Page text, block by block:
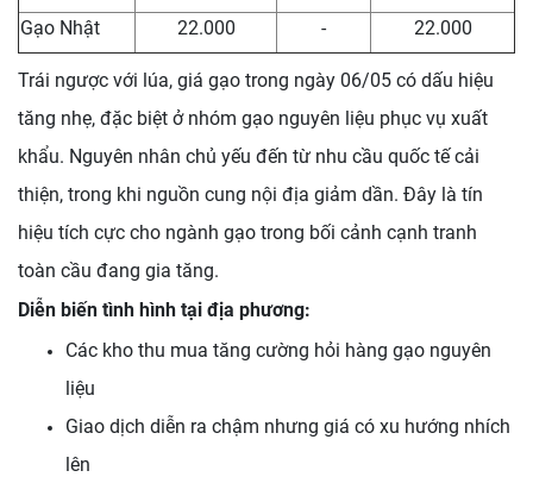
Gạo Nhật 22.000 - 22.000
Trái ngược với lúa, giá gạo trong ngày 06/05 có dấu hiệu
tăng nhẹ, đặc biệt ở nhóm gạo nguyên liệu phục vụ xuất
khẩu. Nguyên nhân chủ yếu đến từ nhu cầu quốc tế cải
thiện, trong khi nguồn cung nội địa giảm dần. Đây là tín
hiệu tích cực cho ngành gạo trong bối cảnh cạnh tranh
toàn cầu đang gia tăng.
Diễn biến tình hình tại địa phương:
Các kho thu mua tăng cường hỏi hàng gạo nguyên
liệu
Giao dịch diễn ra chậm nhưng giá có xu hướng nhích
lên